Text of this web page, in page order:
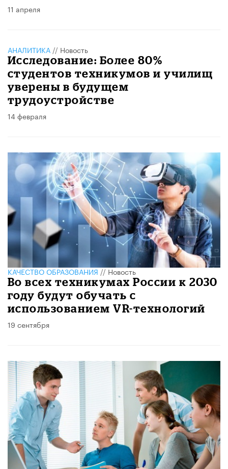
11 апреля
АНАЛИТИКА // Новость
Исследование: Более 80%
студентов техникумов и училищ
уверены в будущем
трудоустройстве
14 февраля
КАЧЕСТВО ОБРАЗОВАНИЯ//Новость
Во всех техникумах России к 2030
году будут обучать с
использованием VR-технологий
19 сентября